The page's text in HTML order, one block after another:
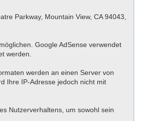
Parkway, Mountain View, CA 94043,
Google AdSense verwendet
werden.
werden an einen Server von
Ihre IP-Adresse jedoch nicht mit
Nutzerverhaltens, um sowohl sein